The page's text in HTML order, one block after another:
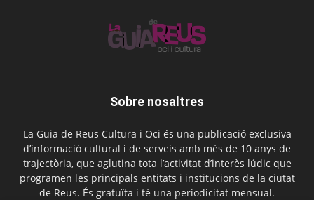
Sobre nosaltres
La Guia de Reus Cultura i Oci és una publicació exclusiva
d’informació cultural i de serveis amb més de 10 anys de
trajectòria, que aglutina tota l’activitat d’interès lúdic que
programen les principals entitats i institucions de la ciutat
de Reus. És gratuïta i té una periodicitat mensual.